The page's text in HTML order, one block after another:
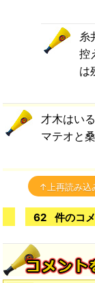
糸
控
は
才木はい
マテオと
↑上再読み込
62 件のコ